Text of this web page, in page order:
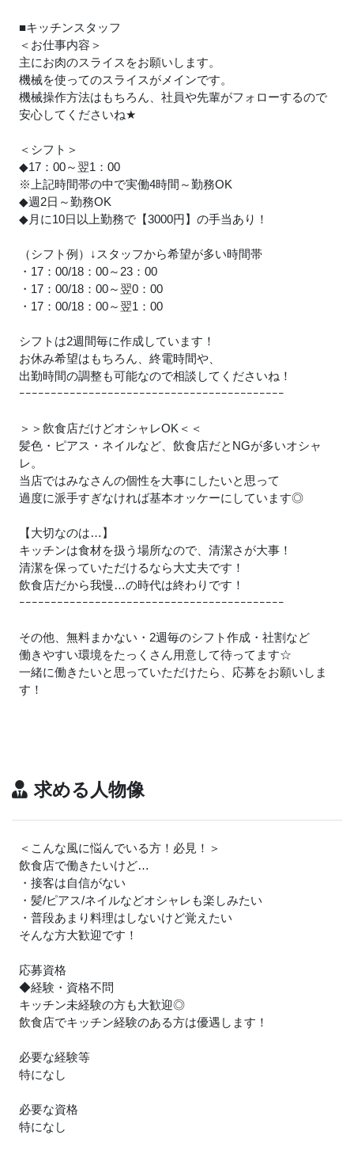
■キッチンスタッフ
＜お仕事内容＞
主にお肉のスライスをお願いします。
機械を使ってのスライスがメインです。
機械操作方法はもちろん、社員や先輩がフォローするので
安心してくださいね★
＜シフト＞
◆17：00～翌1：00
※上記時間帯の中で実働4時間～勤務OK
◆週2日～勤務OK
◆月に10日以上勤務で【3000円】の手当あり！
（シフト例）↓スタッフから希望が多い時間帯
・17：00/18：00～23：00
・17：00/18：00～翌0：00
・17：00/18：00～翌1：00
シフトは2週間毎に作成しています！
お休み希望はもちろん、終電時間や、
出勤時間の調整も可能なので相談してくださいね！
ｰｰｰｰｰｰｰｰｰｰｰｰｰｰｰｰｰｰｰｰｰｰｰｰｰｰｰｰｰｰｰｰｰｰｰｰｰｰｰｰｰｰ
＞＞飲食店だけどオシャレOK＜＜
髪色・ピアス・ネイルなど、飲食店だとNGが多いオシャ
レ。
当店ではみなさんの個性を大事にしたいと思って
過度に派手すぎなければ基本オッケーにしています◎
【大切なのは…】
キッチンは食材を扱う場所なので、清潔さが大事！
清潔を保っていただけるなら大丈夫です！
飲食店だから我慢…の時代は終わりです！
ｰｰｰｰｰｰｰｰｰｰｰｰｰｰｰｰｰｰｰｰｰｰｰｰｰｰｰｰｰｰｰｰｰｰｰｰｰｰｰｰｰｰ
その他、無料まかない・2週毎のシフト作成・社割など
働きやすい環境をたっくさん用意して待ってます☆
一緒に働きたいと思っていただけたら、応募をお願いしま
す！
求める人物像
＜こんな風に悩んでいる方！必見！＞
飲食店で働きたいけど…
・接客は自信がない
・髪/ピアス/ネイルなどオシャレも楽しみたい
・普段あまり料理はしないけど覚えたい
そんな方大歓迎です！
応募資格
◆経験・資格不問
キッチン未経験の方も大歓迎◎
飲食店でキッチン経験のある方は優遇します！
必要な経験等
特になし
必要な資格
特になし